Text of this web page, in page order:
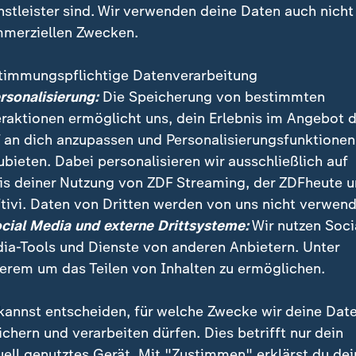
will mit einem zweiten Sieg frühzeitig die
sei ein "anderes Kaliber" als Curaçao,
sind. Wir verwenden deine Daten auch nicht
Zwecken.
Datenverarbeitung
Die Speicherung von bestimmten
ermöglicht uns, dein Erlebnis im Angebot
an dich anzupassen und Personalisierungsfunktionen
Dabei personalisieren wir ausschließlich auf
deiner Nutzung von ZDF Streaming, der ZDFheute
Daten von Dritten werden von uns nicht
Media und externe Drittsysteme:Wir nutzen
Tools und Dienste von anderen Anbietern. Unter
um das Teilen von Inhalten zu ermöglichen.
entscheiden, für welche Zwecke wir deine
und verarbeiten dürfen. Dies betrifft nur dein